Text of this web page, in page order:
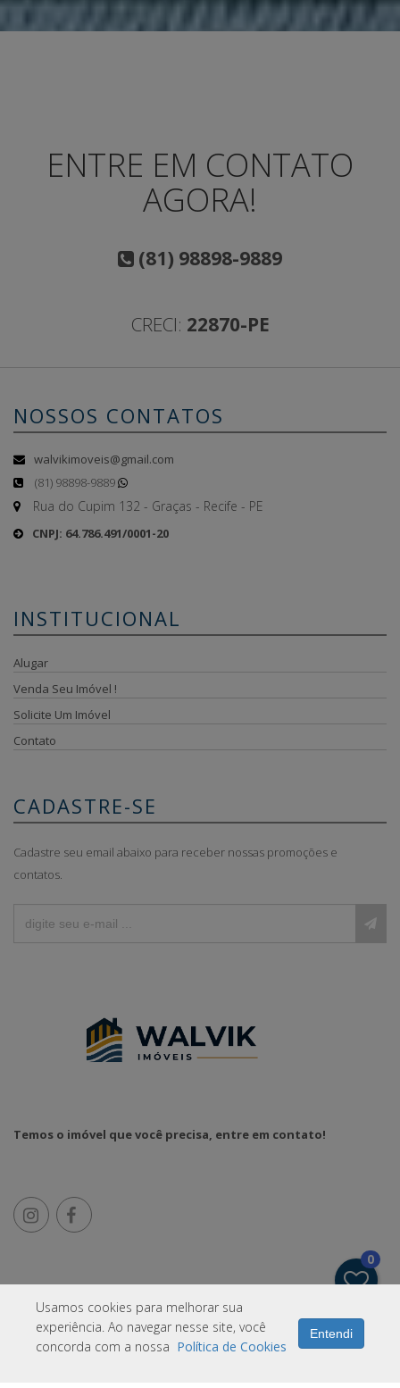
ENTRE EM CONTATO
AGORA!
(81) 98898-9889
CRECI: 22870-PE
NOSSOS CONTATOS
walvikimoveis@gmail.com
(81) 98898-9889
Rua do Cupim 132 - Graças - Recife - PE
CNPJ: 64.786.491/0001-20
INSTITUCIONAL
Alugar
Venda Seu Imóvel !
Solicite Um Imóvel
Contato
CADASTRE-SE
Cadastre seu email abaixo para receber nossas promoções e
contatos.
Temos o imóvel que você precisa, entre em contato!
IMOPRO
0
Usamos cookies para melhorar sua
experiência. Ao navegar nesse site, você
concorda com a nossa Política de Cookies
Entendi